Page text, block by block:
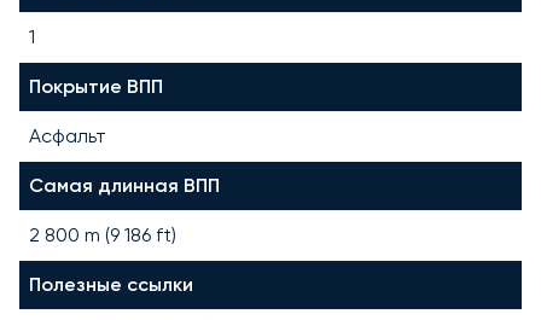
1
Покрытие ВПП
Асфальт
Самая длинная ВПП
2 800 m (9 186 ft)
Полезные ссылки